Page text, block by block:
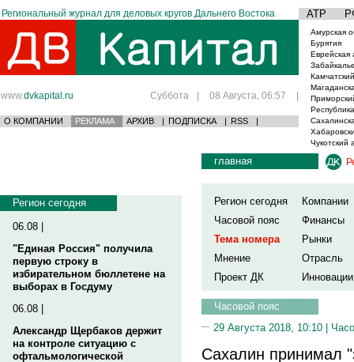
Региональный журнал для деловых кругов Дальнего Востока АТР
www.dvkapital.ru Суббота | 08 Августа, 06:57 |
О КОМПАНИИ РЕКЛАМА АРХИВ | ПОДПИСКА | RSS |
Амурская
Бурятия
Еврейская
Чукотский
Регион сегодня
06.08 |
"Единая Россия" получила
первую строку в
избирательном бюллетене на
выборах в Госдуму
06.08 |
Александр Щербаков держит
на контроле ситуацию с
офтальмологической
главная
Регион сегодня
Компании
Часовой пояс
Финансы
Тема номера
Рынки
Мнение
Отрасль
Проект ДК
Инновации
Часовой пояс
29 Августа 2018, 10:10 |
Сахалин принимал